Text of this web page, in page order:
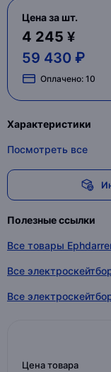
Цена за шт.
4 245 ¥
59 430 ₽
Оплачено: 10
Характеристики
Посмотреть все
Полезные ссылки
Все товары
Все
Все
Цена товара